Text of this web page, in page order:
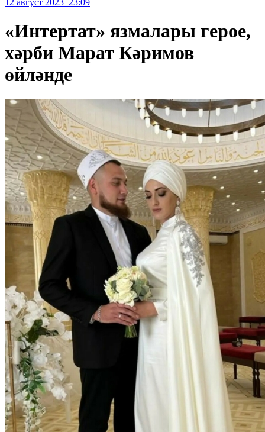
12 август 2023 23:09
«Интертат» язмалары герое,
хәрби Марат Кәримов
өйләнде